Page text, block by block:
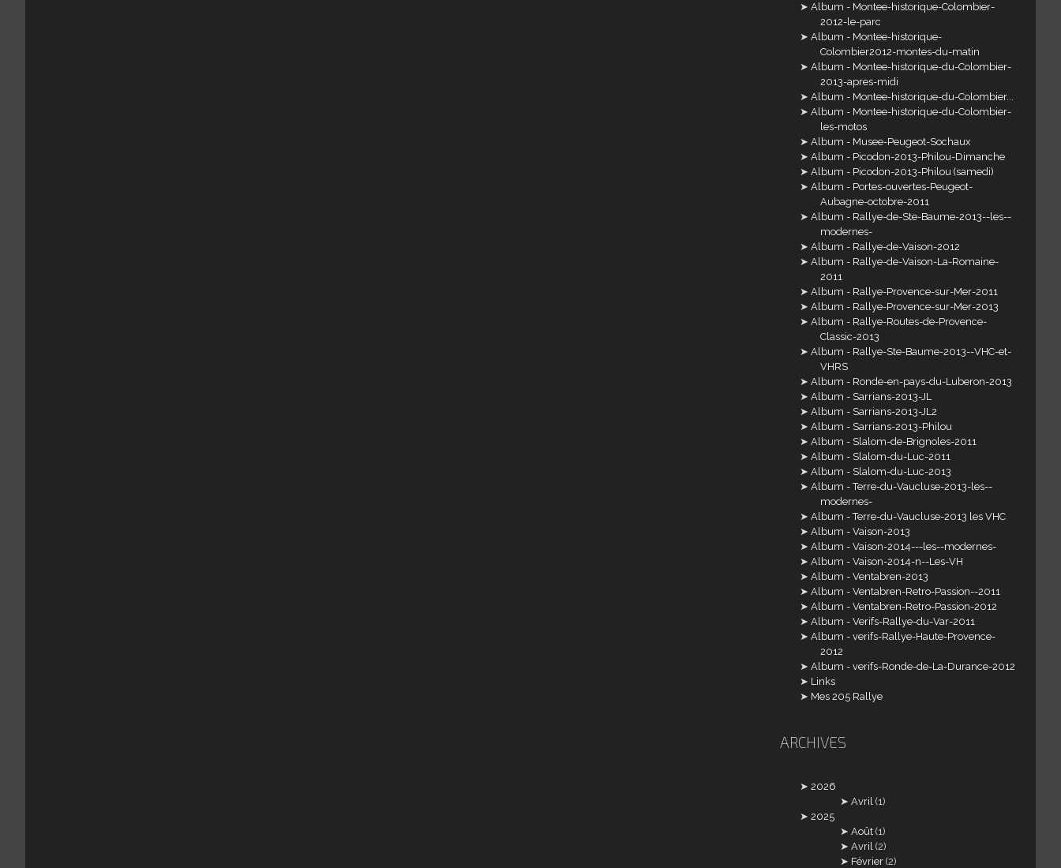
Album - Montee-historique-Colombier-
2012-le-parc
Album - Montee-historique-
Colombier2012-montes-du-matin
Album - Montee-historique-du-Colombier-
2013-apres-midi
Album - Montee-historique-du-Colombier...
Album - Montee-historique-du-Colombier-
les-motos
Album - Musee-Peugeot-Sochaux
Album - Picodon-2013-Philou-Dimanche
Album - Picodon-2013-Philou (samedi)
Album - Portes-ouvertes-Peugeot-
Aubagne-octobre-2011
Album - Rallye-de-Ste-Baume-2013--les--
modernes-
Album - Rallye-de-Vaison-2012
Album - Rallye-de-Vaison-La-Romaine-
2011
Album - Rallye-Provence-sur-Mer-2011
Album - Rallye-Provence-sur-Mer-2013
Album - Rallye-Routes-de-Provence-
Classic-2013
Album - Rallye-Ste-Baume-2013--VHC-et-
VHRS
Album - Ronde-en-pays-du-Luberon-2013
Album - Sarrians-2013-JL
Album - Sarrians-2013-JL2
Album - Sarrians-2013-Philou
Album - Slalom-de-Brignoles-2011
Album - Slalom-du-Luc-2011
Album - Slalom-du-Luc-2013
Album - Terre-du-Vaucluse-2013-les--
modernes-
Album - Terre-du-Vaucluse-2013 les VHC
Album - Vaison-2013
Album - Vaison-2014---les--modernes-
Album - Vaison-2014-n--Les-VH
Album - Ventabren-2013
Album - Ventabren-Retro-Passion--2011
Album - Ventabren-Retro-Passion-2012
Album - Verifs-Rallye-du-Var-2011
Album - verifs-Rallye-Haute-Provence-
2012
Album - verifs-Ronde-de-La-Durance-2012
Links
Mes 205 Rallye
ARCHIVES
2026
Avril (1)
2025
Août (1)
Avril (2)
Février (2)